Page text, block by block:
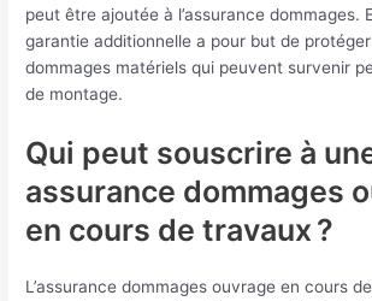
peut être ajoutée à l’assurance dommages.
garantie additionnelle a pour but de
dommages matériels qui peuvent survenir
de montage.
Qui peut souscrire à
assurance dommages
en cours de travaux ?
L’assurance dommages ouvrage en cours